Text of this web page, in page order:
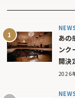
あの
ンク
開決
2026